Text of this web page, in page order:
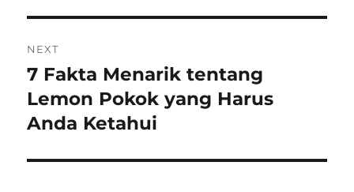
NEXT
Next
post:
7 Fakta Menarik tentang
Lemon Pokok yang Harus
Anda Ketahui